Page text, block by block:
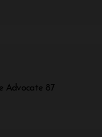
Advocate 87